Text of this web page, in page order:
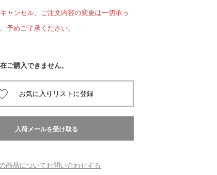
屋
屋
ャンセル、ご注文内容の変更は一切承っ
予めご了承ください。
ご購入できません。
商品についてお問い合わせする